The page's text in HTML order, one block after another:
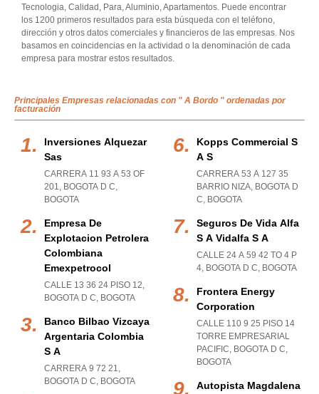
Tecnologia, Calidad, Para, Aluminio, Apartamentos. Puede encontrar
los 1200 primeros resultados para esta búsqueda con el teléfono,
dirección y otros datos comerciales y financieros de las empresas. Nos
basamos en coincidencias en la actividad o la denominación de cada
empresa para mostrar estos resultados.
Principales Empresas relacionadas con " A Bordo " ordenadas por
facturación
Inversiones Alquezar
Sas
CARRERA 11 93 A 53 OF
201, BOGOTA D C,
BOGOTA
Empresa De
Explotacion Petrolera
Colombiana
Emexpetrocol
CALLE 13 36 24 PISO 12,
BOGOTA D C, BOGOTA
Banco Bilbao Vizcaya
Argentaria Colombia
S A
CARRERA 9 72 21,
BOGOTA D C, BOGOTA
Kopps Commercial S
A S
CARRERA 53 A 127 35
BARRIO NIZA, BOGOTA D
C, BOGOTA
Seguros De Vida Alfa
S A Vidalfa S A
CALLE 24 A 59 42 TO 4 P
4, BOGOTA D C, BOGOTA
Frontera Energy
Corporation
CALLE 110 9 25 PISO 14
TORRE EMPRESARIAL
PACIFIC, BOGOTA D C,
BOGOTA
Autopista Magdalena